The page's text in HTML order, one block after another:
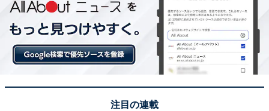
花巻駅からバスで行けるのでアクセスも便利でし
た。入浴後に隣の「かみや」で手打ちそばをいただ
いたのですが、温泉と蕎麦の組み合わせが最高で、
また来たいと思います。
注目の連載